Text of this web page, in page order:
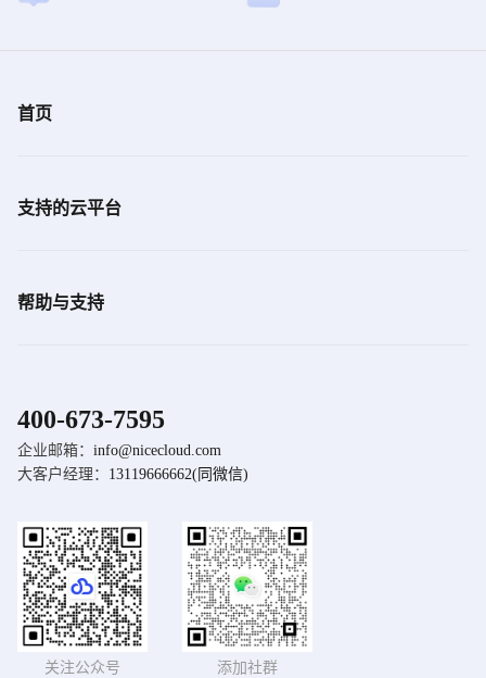
首页
新闻中心
支持的云平台
腾讯云国际
Google Cloud
帮助与支持
隐私协议
用户协议
联
系
方
式
拨
打
话:
400-
673-
7595
400-673-7595
企业邮箱： 发
送
至
info@nicecloud.com
info@nicecloud.com
大客户经理： 拨
客
户
经
理
电
话:
13119666662(同微信)
社
交
媒
关注公众号 添加社群